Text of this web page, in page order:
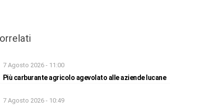
7 Agosto 2026 - 11:00
Più carburante agricolo agevolato alle aziende lucane
7 Agosto 2026 - 10:49